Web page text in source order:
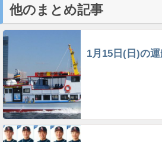
他のまとめ記事
1月15日(日)の